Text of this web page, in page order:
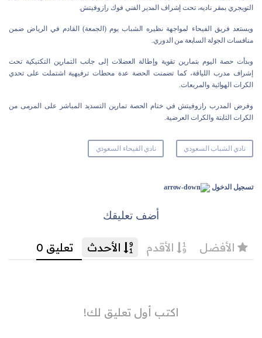
التويجري بمقر ناديه، تحت إشراف المدير الفني فوك رازوفيتش.
ويستعد فريق الفيحاء لمواجهة نظيره الشباب يوم (الجمعة) القادم في الرياض ضمن
منافسات الجولة السابعة من الدوري.
وبدأت حصة اليوم بتمارين تقوية وإطالة العضلات إلى جانب التمارين التكتيكية تحت
إشراف مدرب اللياقة، كما تضمنت الحصة عدة محطات ترفيهية اشتملت على تحدي
الكرات الهوائية والمربعات.
وفرض المدرب رازوفيتش في ختام الحصة تمارين التسديد المباشر على المرمى من
الكرات الثابتة والكرات العرضية.
نادي الشباب السعودي نادي الفيحاء السعودي
تسجيل الدخول
أضف تعليقك